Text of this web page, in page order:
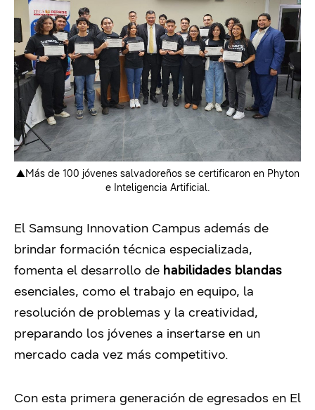
▲Más de 100 jóvenes salvadoreños se certificaron en Phyton
e Inteligencia Artificial.
El Samsung Innovation Campus además de
brindar formación técnica especializada,
fomenta el desarrollo de habilidades blandas
esenciales, como el trabajo en equipo, la
resolución de problemas y la creatividad,
preparando los jóvenes a insertarse en un
mercado cada vez más competitivo.
Con esta primera generación de egresados en El